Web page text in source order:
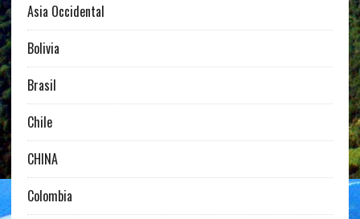
Asia Occidental
Bolivia
Brasil
Chile
CHINA
Colombia